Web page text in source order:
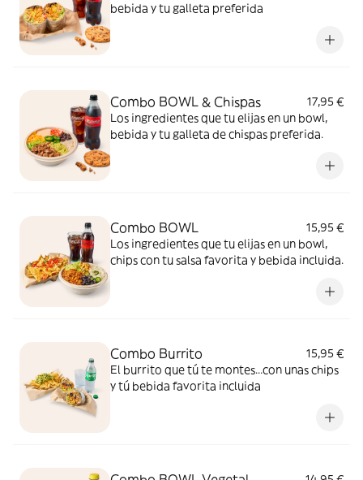
bebida y tu galleta preferida
Combo BOWL & Chispas
17,95 €
Los ingredientes que tu elijas en un bowl,
bebida y tu galleta de chispas preferida.
Combo BOWL
15,95 €
Los ingredientes que tu elijas en un bowl,
chips con tu salsa favorita y bebida incluida.
Combo Burrito
15,95 €
El burrito que tú te montes...con unas chips
y tú bebida favorita incluida